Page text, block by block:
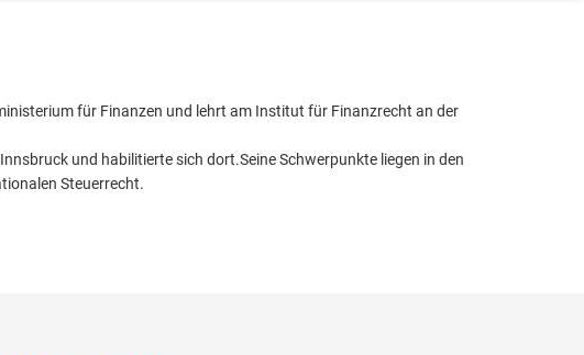
für Finanzen und lehrt am Institut für Finanzrecht an der
und habilitierte sich dort.Seine Schwerpunkte liegen in den
Steuerrecht.